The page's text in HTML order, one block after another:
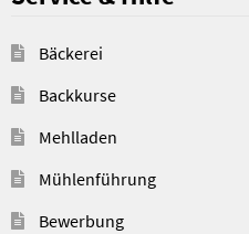
Bäckerei
Backkurse
Mehlladen
Mühlenführung
Bewerbung